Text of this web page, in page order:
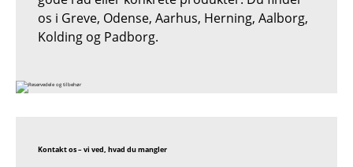
os i Greve, Odense, Aarhus, Herning, Aalborg,
Kolding og Padborg.
Kontakt os – vi ved, hvad du mangler